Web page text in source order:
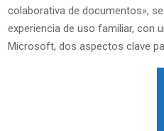
colaborativa de documentos»,
experiencia de uso familiar, con
Microsoft, dos aspectos clave